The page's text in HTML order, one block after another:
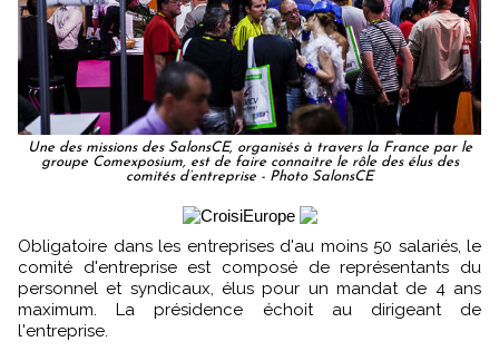
Une des missions des SalonsCE, organisés à travers la France par le
groupe Comexposium, est de faire connaitre le rôle des élus des
comités d’entreprise - Photo SalonsCE
Obligatoire dans les entreprises d'au moins 50 salariés, le
comité d'entreprise est composé de représentants du
personnel et syndicaux, élus pour un mandat de 4 ans
maximum. La présidence échoit au dirigeant de
l'entreprise.